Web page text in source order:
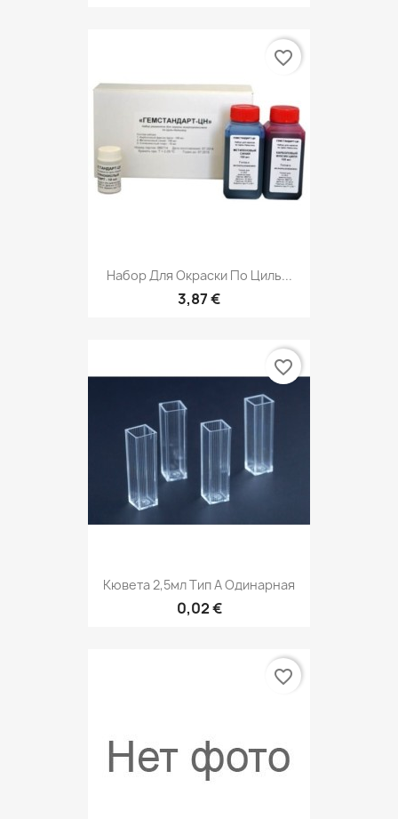
Набор Для Окраски По Циль...
3,87 €
favorite_border
Кювета 2,5мл Тип А Одинарная
0,02 €
favorite_border
favorite_border